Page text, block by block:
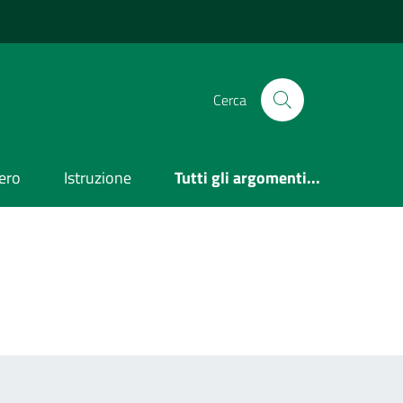
Cerca
Istruzione Tutti gli argomenti...